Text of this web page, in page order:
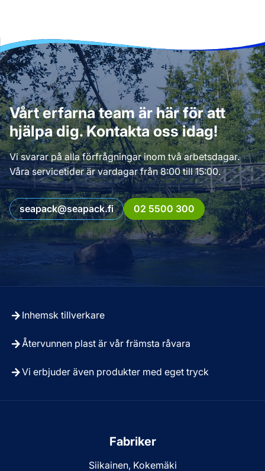
Vårt erfarna team är här för att
hjälpa dig. Kontakta oss idag!
Vi svarar på alla förfrågningar inom två arbetsdagar.
Våra servicetider är vardagar från 8:00 till 15:00.
seapack@seapack.fi 02 5500 300
Inhemsk tillverkare
Återvunnen plast är vår främsta råvara
Vi erbjuder även produkter med eget tryck
Fabriker
Siikainen, Kokemäki